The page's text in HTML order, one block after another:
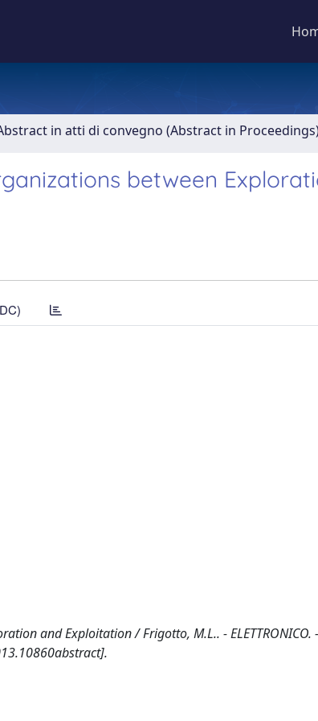
in atti di convegno (Abstract in
between
and Exploitation / Frigotto, M.L.. - ELETTRONICO.